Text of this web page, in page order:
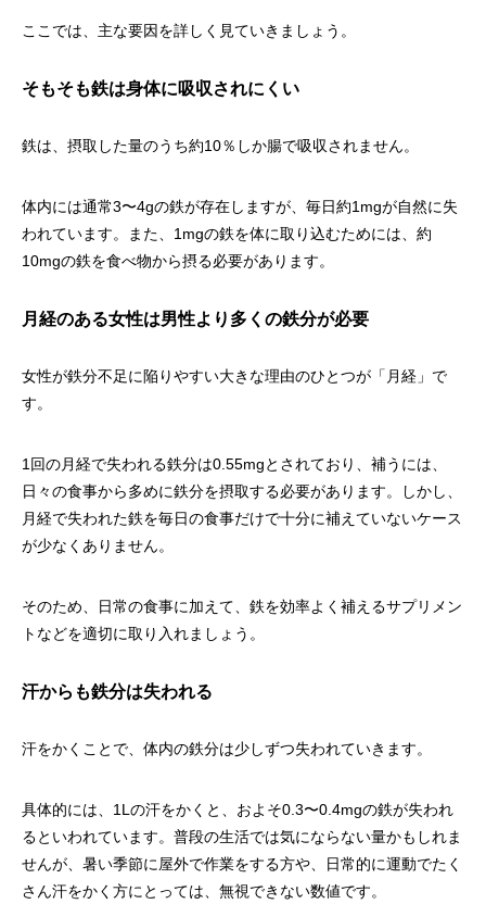
ここでは、主な要因を詳しく見ていきましょう。
そもそも鉄は身体に吸収されにくい
鉄は、摂取した量のうち約10％しか腸で吸収されません。
体内には通常3〜4gの鉄が存在しますが、毎日約1mgが自然に失
われています。また、1mgの鉄を体に取り込むためには、約
10mgの鉄を食べ物から摂る必要があります。
月経のある女性は男性より多くの鉄分が必要
女性が鉄分不足に陥りやすい大きな理由のひとつが「月経」で
す。
1回の月経で失われる鉄分は0.55mgとされており、補うには、
日々の食事から多めに鉄分を摂取する必要があります。しかし、
月経で失われた鉄を毎日の食事だけで十分に補えていないケース
が少なくありません。
そのため、日常の食事に加えて、鉄を効率よく補えるサプリメン
トなどを適切に取り入れましょう。
汗からも鉄分は失われる
汗をかくことで、体内の鉄分は少しずつ失われていきます。
具体的には、1Lの汗をかくと、およそ0.3〜0.4mgの鉄が失われ
るといわれています。普段の生活では気にならない量かもしれま
せんが、暑い季節に屋外で作業をする方や、日常的に運動でたく
さん汗をかく方にとっては、無視できない数値です。